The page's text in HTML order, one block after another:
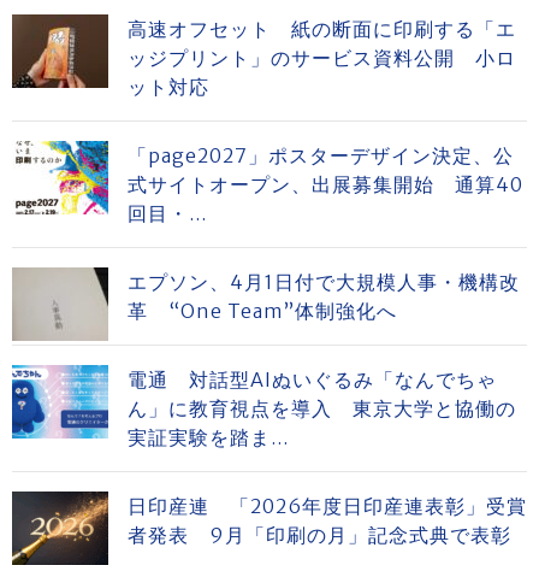
高速オフセット 紙の断面に印刷する「エ
ッジプリント」のサービス資料公開 小ロ
ット対応
「page2027」ポスターデザイン決定、公
式サイトオープン、出展募集開始 通算40
回目・...
エプソン、4月1日付で大規模人事・機構改
革 “One Team”体制強化へ
電通 対話型AIぬいぐるみ「なんでちゃ
ん」に教育視点を導入 東京大学と協働の
実証実験を踏ま...
日印産連 「2026年度日印産連表彰」受賞
者発表 9月「印刷の月」記念式典で表彰